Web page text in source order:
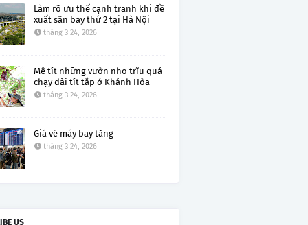
Làm rõ ưu thế cạnh tranh khi đề
xuất sân bay thứ 2 tại Hà Nội
tháng 3 24, 2026
Mê tít những vườn nho trĩu quả
chạy dài tít tắp ở Khánh Hòa
tháng 3 24, 2026
Giá vé máy bay tăng
tháng 3 24, 2026
US